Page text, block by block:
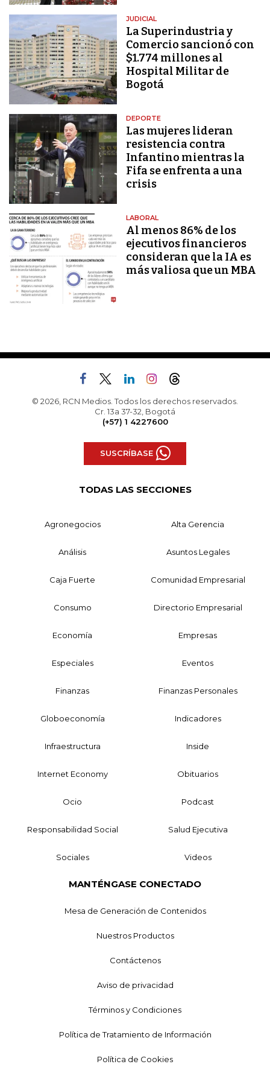
JUDICIAL
La Superindustria y
Comercio sancionó con
$1.774 millones al
Hospital Militar de
Bogotá
DEPORTE
Las mujeres lideran
resistencia contra
Infantino mientras la
Fifa se enfrenta a una
crisis
LABORAL
Al menos 86% de los
ejecutivos financieros
consideran que la IA es
más valiosa que un MBA
© 2026, RCN Medios. Todos los derechos reservados.
Cr. 13a 37-32, Bogotá
(+57) 1 4227600
SUSCRÍBASE
TODAS LAS SECCIONES
Agronegocios Alta Gerencia
Análisis Asuntos Legales
Caja Fuerte Comunidad Empresarial
Consumo Directorio Empresarial
Economía Empresas
Especiales Eventos
Finanzas Finanzas Personales
Globoeconomía Indicadores
Infraestructura Inside
Internet Economy Obituarios
Ocio Podcast
Responsabilidad Social Salud Ejecutiva
Sociales Videos
MANTÉNGASE CONECTADO
Mesa de Generación de Contenidos
Nuestros Productos
Contáctenos
Aviso de privacidad
Términos y Condiciones
Política de Tratamiento de Información
Política de Cookies